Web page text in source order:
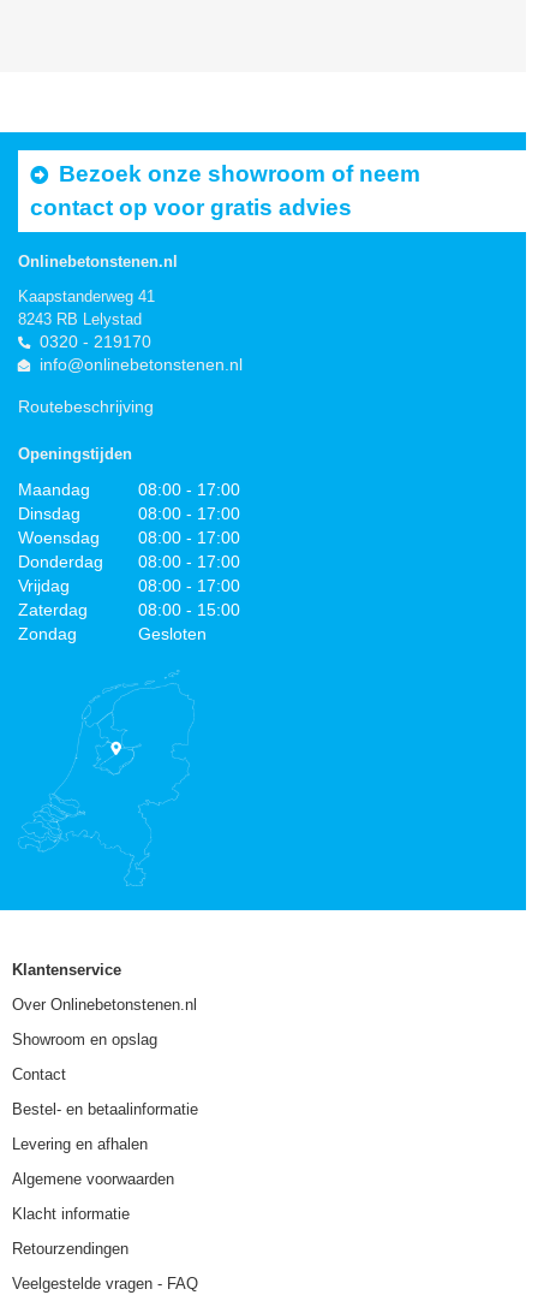
Bezoek onze showroom of neem
contact op voor gratis advies
Onlinebetonstenen.nl
Kaapstanderweg 41
8243 RB Lelystad
0320 - 219170
info@onlinebetonstenen.nl
Routebeschrijving
Openingstijden
Maandag
08:00 - 17:00
Dinsdag
08:00 - 17:00
Woensdag
08:00 - 17:00
Donderdag
08:00 - 17:00
Vrijdag
08:00 - 17:00
Zaterdag
08:00 - 15:00
Zondag
Gesloten
Klantenservice
Over Onlinebetonstenen.nl
Showroom en opslag
Contact
Bestel- en betaalinformatie
Levering en afhalen
Algemene voorwaarden
Klacht informatie
Retourzendingen
Veelgestelde vragen - FAQ